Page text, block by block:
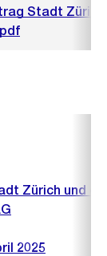
Stadt
Zürich und
2025